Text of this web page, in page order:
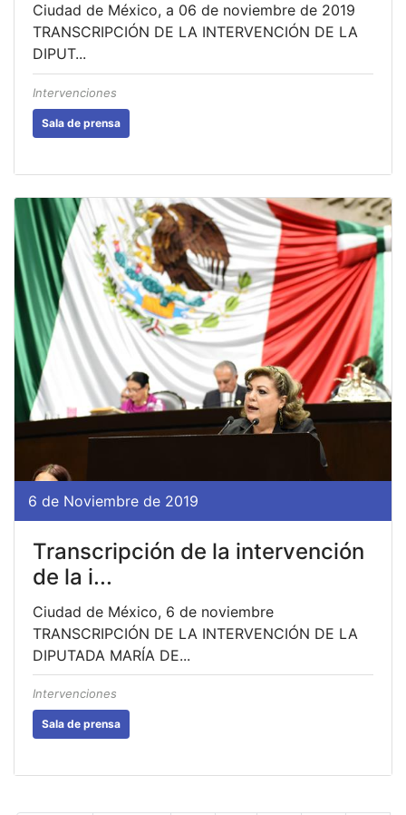
Ciudad de México, a 06 de noviembre de 2019
TRANSCRIPCIÓN DE LA INTERVENCIÓN DE LA
DIPUT...
Intervenciones
Sala de prensa
6 de Noviembre de 2019
Transcripción de la intervención
de la i...
Ciudad de México, 6 de noviembre
TRANSCRIPCIÓN DE LA INTERVENCIÓN DE LA
DIPUTADA MARÍA DE...
Intervenciones
Sala de prensa